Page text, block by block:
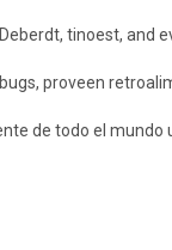
tinoest, and
proveen
de todo el mundo